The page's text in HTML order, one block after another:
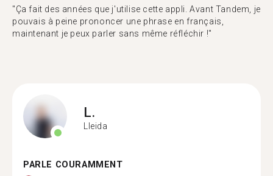
"Ça fait des années que j'utilise cette appli. Avant Tandem, je
pouvais à peine prononcer une phrase en français,
maintenant je peux parler sans même réfléchir !"
L.
Lleida
PARLE COURAMMENT